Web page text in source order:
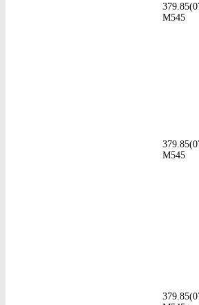
М545
М545